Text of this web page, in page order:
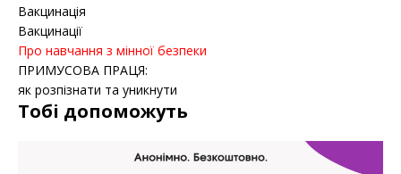
Вакцинація
Вакцинації
Про навчання з мінної безпеки
ПРИМУСОВА ПРАЦЯ:
як розпізнати та уникнути
Тобі допоможуть